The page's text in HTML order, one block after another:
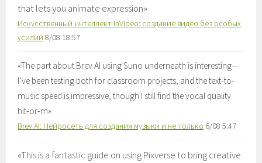
that lets you animate expression»
Искусственный интеллект InVideo: создание видео без особых
усилий 8/08 18:57
«The part about Brev AI using Suno underneath is interesting—
I’ve been testing both for classroom projects, and the text-to-
music speed is impressive, though I still find the vocal quality
hit-or-m»
Brev AI: Нейросеть для создания музыки и не только 6/08 5:47
«This is a fantastic guide on using Pixverse to bring creative